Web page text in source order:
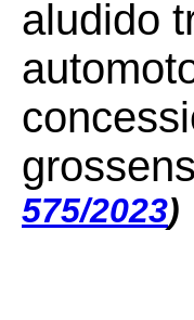
aludido
575/2023)